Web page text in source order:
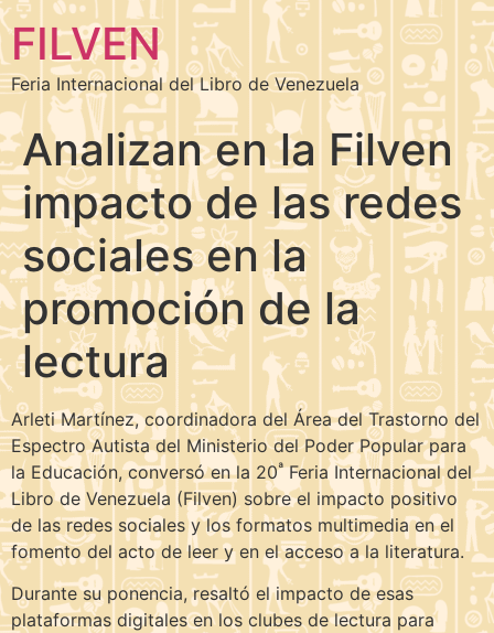
FILVEN
Feria Internacional del Libro de Venezuela
Analizan en la Filven
impacto de las redes
sociales en la
promoción de la
lectura
Arleti Martínez, coordinadora del Área del Trastorno del
Espectro Autista del Ministerio del Poder Popular para
la Educación, conversó en la 20ªFeria Internacional del
Libro de Venezuela (Filven) sobre el impacto positivo
de las redes sociales y los formatos multimedia en el
fomento del acto de leer y en el acceso a la literatura.
Durante su ponencia, resaltó el impacto de esas
plataformas digitales en los clubes de lectura para